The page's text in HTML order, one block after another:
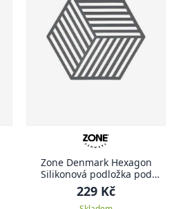
Zone Denmark Hexagon
Silikonová podložka pod
hrnec 1 ks, tmavě šedá
229 Kč